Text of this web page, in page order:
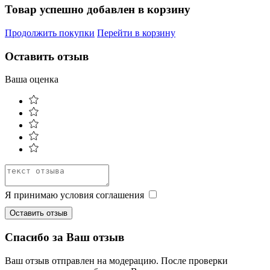
Товар успешно добавлен в корзину
Продолжить покупки Перейти в корзину
Оставить отзыв
Ваша оценка
Я принимаю условия соглашения
Оставить отзыв
Спасибо за Ваш отзыв
Ваш отзыв отправлен на модерацию. После проверки